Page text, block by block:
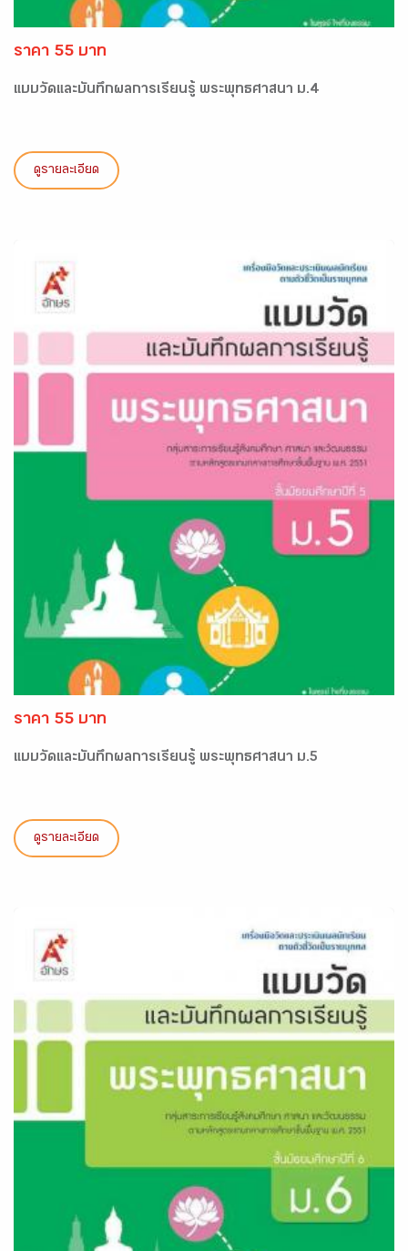
ราคา 55 บาท
แบบวัดและบันทึกผลการเรียนรู้ พระพุทธศาสนา ม.4
ดูรายละเอียด
ราคา 55 บาท
แบบวัดและบันทึกผลการเรียนรู้ พระพุทธศาสนา ม.5
ดูรายละเอียด